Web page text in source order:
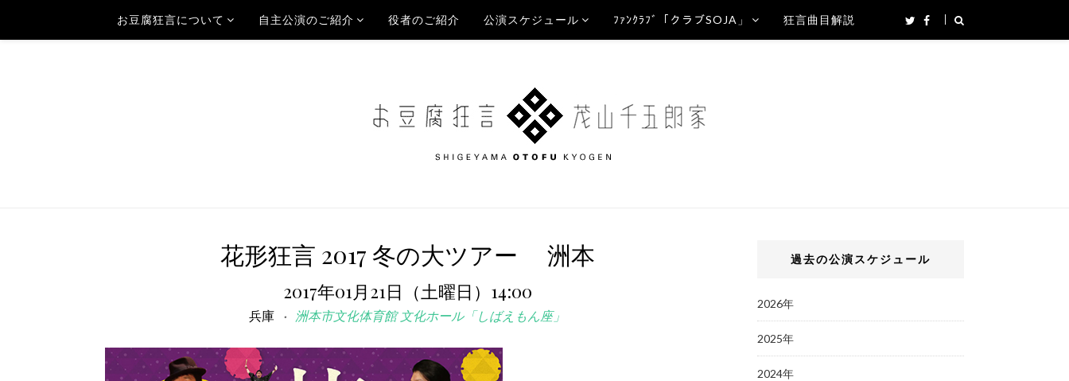
お豆腐狂言について 自主公演のご紹介 役者のご紹介 公演スケジュール ﾌｧﾝｸﾗﾌﾞ「クラブSOJA」 狂言曲目解説
花形狂言 2017 冬の大ツアー 洲本
2017年01月21日（土曜日）14:00
兵庫 洲本市文化体育館 文化ホール「しばえもん座」
過去の公演スケジュール
2026年
2025年
2024年